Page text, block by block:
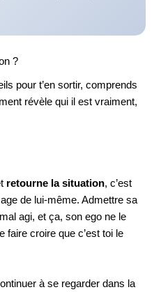
?
pour t’en sortir, comprends
révèle qui il est vraiment,
retourne la situation, c’est
de lui-même. Admettre sa
agi, et ça, son ego ne le
faire croire que c’est toi le
à se regarder dans la